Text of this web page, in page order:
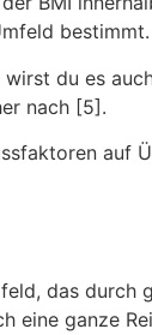
bestimmt.
du es
nach [5].
auf
das
ganze